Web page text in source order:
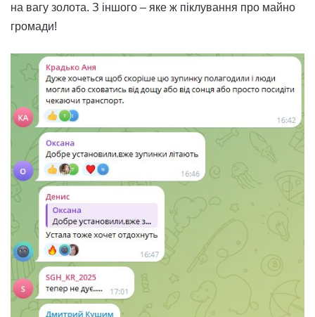
на вагу золота. З іншого – яке ж піклування про майно
громади!